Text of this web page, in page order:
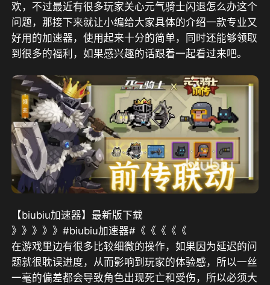
欢，不过最近有很多玩家关心元气骑士闪退怎么办这个
问题，那接下来就让小编给大家具体的介绍一款专业又
好用的加速器，使用起来十分的简单，同时还能够领取
到很多的福利，如果感兴趣的话跟着一起看过来吧。
【biubiu加速器】最新版下载
》》》》》#biubiu加速器#《《《《《
在游戏里边有很多比较细微的操作，如果因为延迟的问
题就很耽误进度，从而影响到玩家的体验感，所以一丝
一毫的偏差都会导致角色出现死亡和受伤，所以必须大